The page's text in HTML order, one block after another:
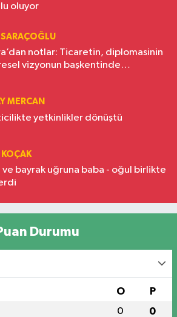
oluyor
notlar: Ticaretin, diplomasinin
vizyonun başkentinde
MERCAN
yetkinlikler dönüştü
ve bayrak uğruna baba - oğul birlikte
Durumu
O P
0 0